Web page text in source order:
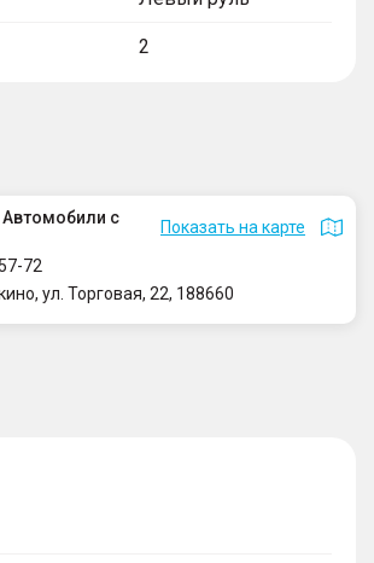
2
с
Показать на карте
72
ул. Торговая, 22, 188660